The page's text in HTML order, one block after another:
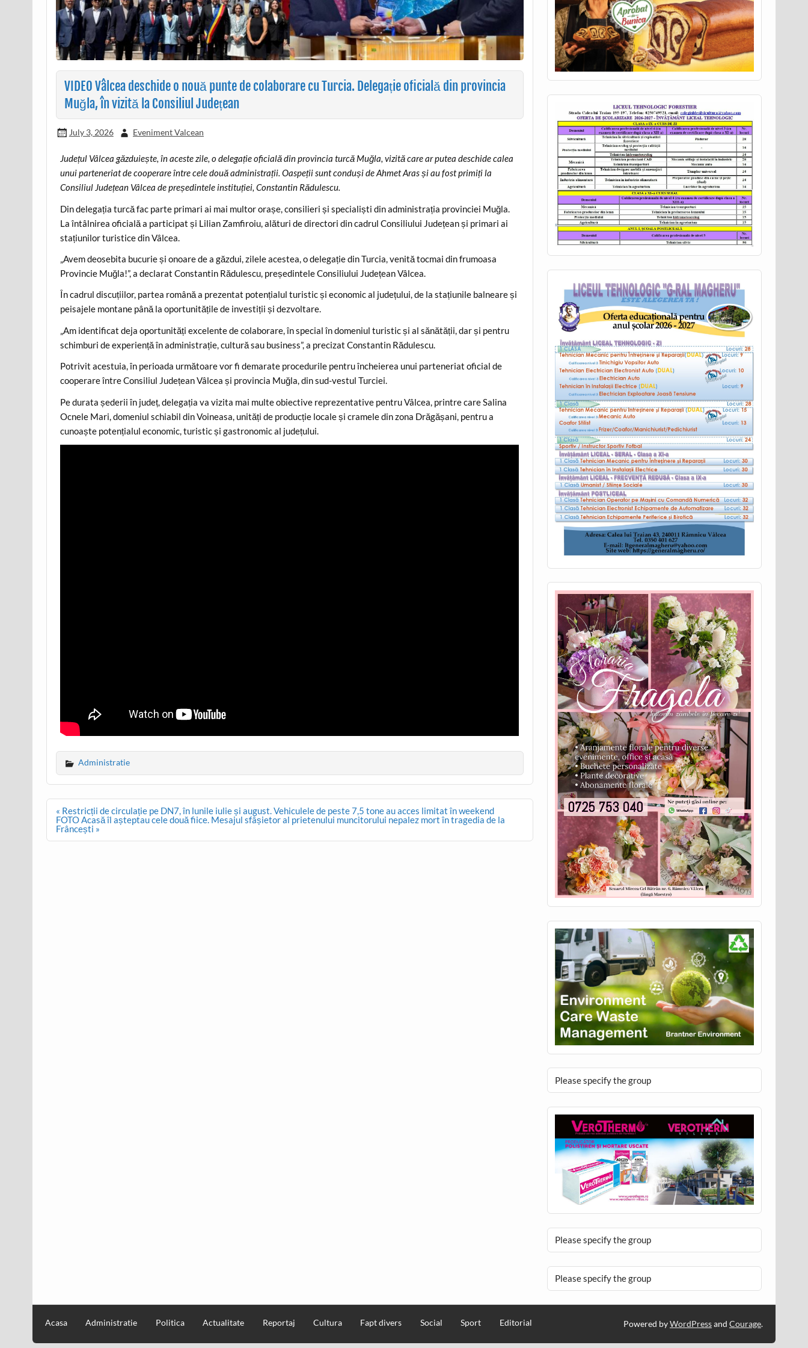
VIDEO Vâlcea deschide o nouă punte de colaborare cu Turcia. Delegație oficială din provincia
Muğla, în vizită la Consiliul Județean
July 3, 2026 Eveniment Valcean
Județul Vâlcea găzduiește, în aceste zile, o delegație oficială din provincia turcă Muğla, vizită care ar putea deschide calea
unui parteneriat de cooperare între cele două administrații. Oaspeții sunt conduși de Ahmet Aras și au fost primiți la
Consiliul Județean Vâlcea de președintele instituției, Constantin Rădulescu.
Din delegația turcă fac parte primari ai mai multor orașe, consilieri și specialiști din administrația provinciei Muğla.
La întâlnirea oficială a participat și Lilian Zamfiroiu, alături de directori din cadrul Consiliului Județean și primari ai
stațiunilor turistice din Vâlcea.
„Avem deosebita bucurie și onoare de a găzdui, zilele acestea, o delegație din Turcia, venită tocmai din frumoasa
Provincie Muğla!”, a declarat Constantin Rădulescu, președintele Consiliului Județean Vâlcea.
În cadrul discuțiilor, partea română a prezentat potențialul turistic și economic al județului, de la stațiunile balneare și
peisajele montane până la oportunitățile de investiții și dezvoltare.
„Am identificat deja oportunități excelente de colaborare, în special în domeniul turistic și al sănătății, dar și pentru
schimburi de experiență în administrație, cultură sau business”, a precizat Constantin Rădulescu.
Potrivit acestuia, în perioada următoare vor fi demarate procedurile pentru încheierea unui parteneriat oficial de
cooperare între Consiliul Județean Vâlcea și provincia Muğla, din sud-vestul Turciei.
Pe durata șederii în județ, delegația va vizita mai multe obiective reprezentative pentru Vâlcea, printre care Salina
Ocnele Mari, domeniul schiabil din Voineasa, unități de producție locale și cramele din zona Drăgășani, pentru a
cunoaște potențialul economic, turistic și gastronomic al județului.
Administratie
Post
navigation
« Restricții de circulație pe DN7, în lunile iulie și august. Vehiculele de peste 7,5 tone au acces limitat în weekend
FOTO Acasă îl așteptau cele două fiice. Mesajul sfâșietor al prietenului muncitorului nepalez mort în tragedia de la
Frâncești »
Please specify the group
Please specify the group
Please specify the group
Acasa Administratie Politica Actualitate Reportaj Cultura Fapt divers Social Sport Editorial Powered byWordPressand Courage.